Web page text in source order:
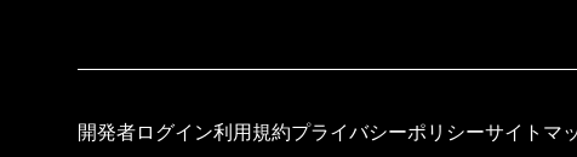
開発者ログイン利用規約プライバシーポリシーサイトマ